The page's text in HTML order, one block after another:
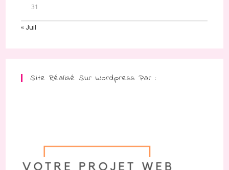
31
« Juil
Site Réalisé Sur Wordpress Par :